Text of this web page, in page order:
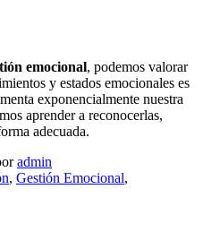
emocional, podemos valorar
y estados emocionales es
exponencialmente nuestra
aprender a reconocerlas,
adecuada.
admin
, Gestión Emocional,